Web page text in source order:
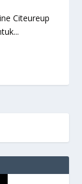
Citeureup